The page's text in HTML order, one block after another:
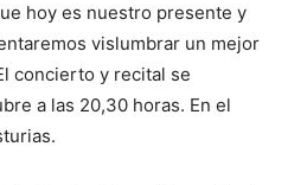
hoy es nuestro presente y
vislumbrar un mejor
concierto y recital se
a las 20,30 horas. En el